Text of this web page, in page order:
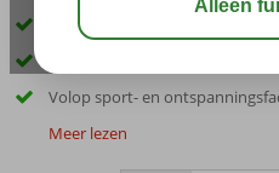
Comfortabele kamers en suites
Volop sport- en
Meer lezen